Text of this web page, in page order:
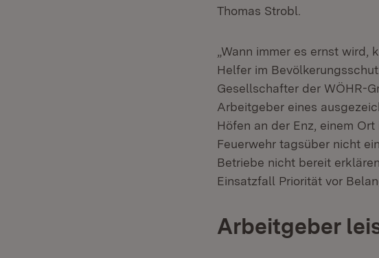
Thomas Strobl.
„Wann immer es ernst
Helfer im
Gesellschafter der WÖHR-
Arbeitgeber eines
Höfen an der Enz, einem
Feuerwehr tagsüber nicht
Betriebe nicht bereit
Einsatzfall Priorität vor
Arbeitgeber